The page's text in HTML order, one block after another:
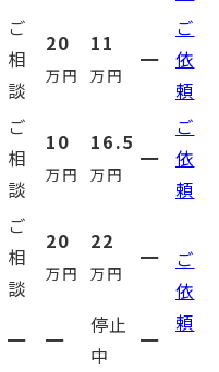
ご
相
談
20
万円
11
万円
━
ご
依
頼
ご
相
談
10
万円
16.5
万円
━
ご
依
頼
ご
相
談
20
万円
22
万円
━
ご
依
頼
━ ━
停止
中
━